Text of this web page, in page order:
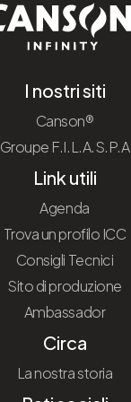
I nostri siti
Canson®
Groupe F.I.L.A.S.P.A
Link utili
Agenda
Trova un profilo ICC
Consigli Tecnici
Sito di produzione
Ambassador
Circa
La nostra storia